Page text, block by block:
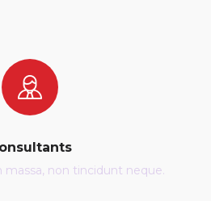
massa, non tincidunt neque.